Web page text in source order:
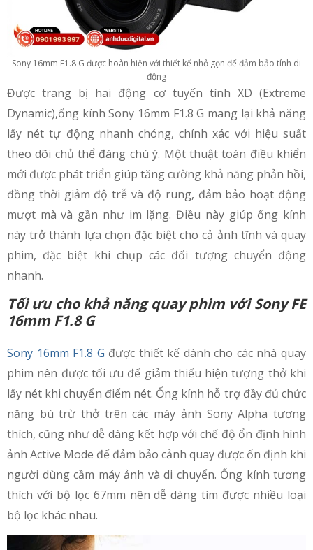
Sony 16mm F1.8 G được hoàn hiện với thiết kế nhỏ gọn để đảm bảo tính di
động
Được trang bị hai động cơ tuyến tính XD (Extreme
Dynamic),ống kính Sony 16mm F1.8 G mang lại khả năng
lấy nét tự động nhanh chóng, chính xác với hiệu suất
theo dõi chủ thể đáng chú ý. Một thuật toán điều khiển
mới được phát triển giúp tăng cường khả năng phản hồi,
đồng thời giảm độ trễ và độ rung, đảm bảo hoạt động
mượt mà và gần như im lặng. Điều này giúp ống kính
này trở thành lựa chọn đặc biệt cho cả ảnh tĩnh và quay
phim, đặc biệt khi chụp các đối tượng chuyển động
nhanh.
Tối ưu cho khả năng quay phim vớiSony FE
16mm F1.8 G
Sony 16mm F1.8 G được thiết kế dành cho các nhà quay
phim nên được tối ưu để giảm thiểu hiện tượng thở khi
lấy nét khi chuyển điểm nét. Ống kính hỗ trợ đầy đủ chức
năng bù trừ thở trên các máy ảnh Sony Alpha tương
thích, cũng như dễ dàng kết hợp với chế độ ổn định hình
ảnh Active Mode để đảm bảo cảnh quay được ổn định khi
người dùng cầm máy ảnh và di chuyển. Ống kính tương
thích với bộ lọc 67mm nên dễ dàng tìm được nhiều loại
bộ lọc khác nhau.